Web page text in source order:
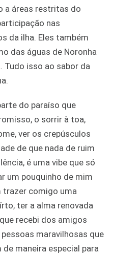
a áreas restritas do
nas
da ilha. Eles também
das águas de Noronha
isso ao sabor da
do paraíso que
o sorrir à toa,
ver os crepúsculos
de que nada de ruim
é uma vibe que só
um pouquinho de mim
trazer comigo uma
ter a alma renovada
recebi dos amigos
maravilhosas que
maneira especial para